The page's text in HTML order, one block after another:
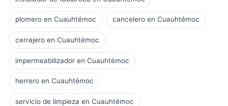
plomero en Cuauhtémoc cancelero en Cuauhtémoc
cerrajero en Cuauhtémoc
impermeabilizador en Cuauhtémoc
herrero en Cuauhtémoc
servicio de limpieza en Cuauhtémoc